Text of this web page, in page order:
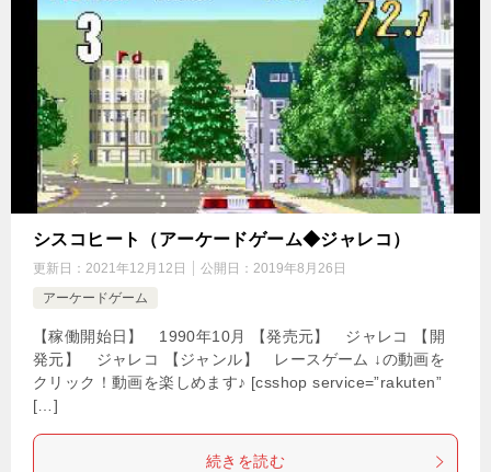
シスコヒート（アーケードゲーム◆ジャレコ）
更新日： 2021年12月12日 公開日： 2019年8月26日
アーケードゲーム
【稼働開始日】 1990年10月 【発売元】 ジャレコ 【開
発元】 ジャレコ 【ジャンル】 レースゲーム ↓の動画を
クリック！動画を楽しめます♪ [csshop service=”rakuten”
[…]
続きを読む